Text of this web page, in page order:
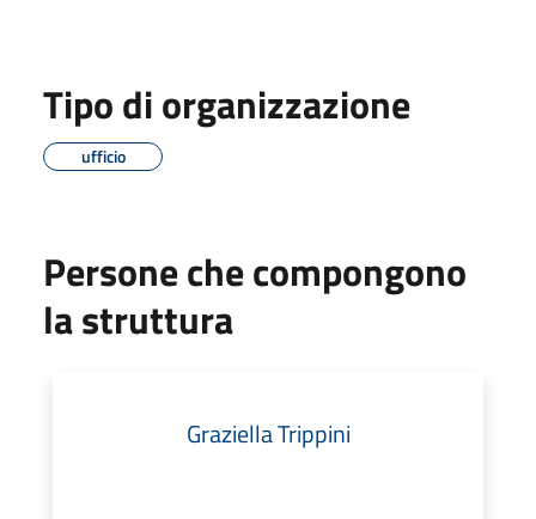
Tipo di organizzazione
ufficio
Persone che compongono
la struttura
Graziella Trippini